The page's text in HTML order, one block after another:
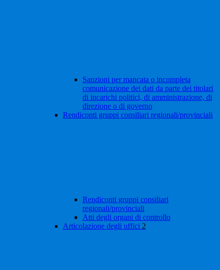
Sanzioni per mancata o incompleta
comunicazione dei dati da parte dei titolari
di incarichi politici, di amministrazione, di
direzione o di governo
Rendiconti gruppi consiliari regionali/provinciali
Rendiconti gruppi consiliari
regionali/provinciali
Atti degli organi di controllo
Articolazione degli uffici 2